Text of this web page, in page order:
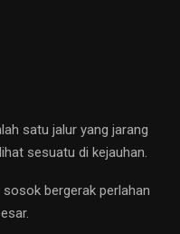
satu jalur yang jarang
sesuatu di kejauhan.
bergerak perlahan